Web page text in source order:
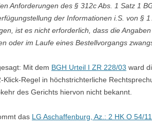
Anforderungen des § 312c Abs. 1 Satz 1
der Informationen i.S. von §
ist es nicht erforderlich, dass die
oder im Laufe eines Bestellvorgangs
Mit dem BGH Urteil I ZR 228/03 ward
Klick-Regel in höchstrichterliche
des Gerichts hiervon nicht bekannt.
das LG Aschaffenburg, Az.: 2 HK O 54/11